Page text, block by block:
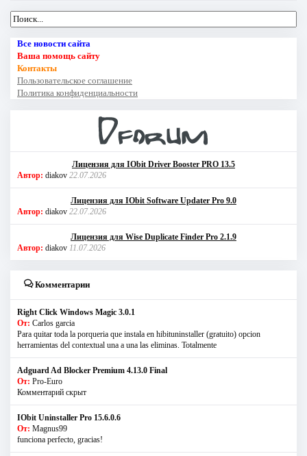
Все новости сайта
Ваша помощь сайту
Контакты
Пользовательское соглашение
Политика конфиденциальности
Лицензия для IObit Driver Booster PRO 13.5
Автор: diakov 22.07.2026
Лицензия для IObit Software Updater Pro 9.0
Автор: diakov 22.07.2026
Лицензия для Wise Duplicate Finder Pro 2.1.9
Автор: diakov 11.07.2026
Комментарии
Right Click Windows Magic 3.0.1
От: Carlos garcia
Para quitar toda la porqueria que instala en hibituninstaller (gratuito) opcion
herramientas del contextual una a una las eliminas. Totalmente
Adguard Ad Blocker Premium 4.13.0 Final
От: Pro-Euro
Комментарий скрыт
IObit Uninstaller Pro 15.6.0.6
От: Magnus99
funciona perfecto, gracias!